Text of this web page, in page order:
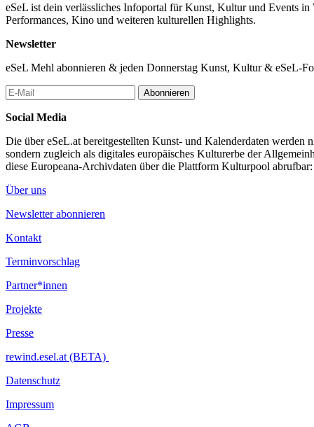
eSeL ist dein verlässliches Infoportal für Kunst, Kultur und Events
Performances, Kino und weiteren kulturellen Highlights.
Newsletter
eSeL Mehl abonnieren & jeden Donnerstag Kunst, Kultur & eSeL-
Abonnieren
Social Media
Die über eSeL.at bereitgestellten Kunst- und Kalenderdaten werden
sondern zugleich als digitales europäisches Kulturerbe der
diese Europeana-Archivdaten über die Plattform Kulturpool
Über uns
Newsletter abonnieren
Kontakt
Terminvorschlag
Partner*innen
Projekte
Presse
rewind.esel.at (BETA)
Datenschutz
Impressum